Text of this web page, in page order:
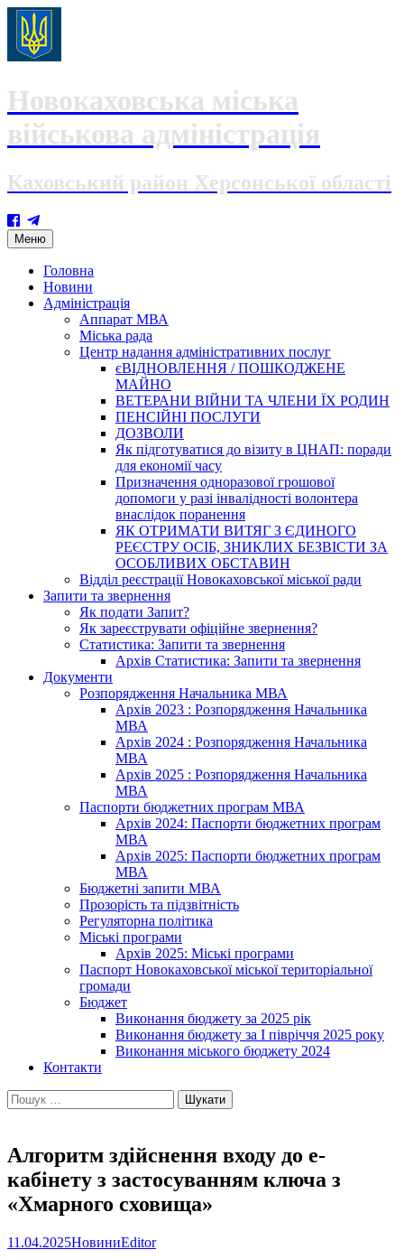
Новокаховська міська
військова адміністрація
Каховський район Херсонської області
Меню Skip
to
content
Головна
Новини
Адміністрація
Аппарат МВА
Міська рада
Центр надання адміністративних послуг
єВІДНОВЛЕННЯ / ПОШКОДЖЕНЕ
МАЙНО
ВЕТЕРАНИ ВІЙНИ ТА ЧЛЕНИ ЇХ РОДИН
ПЕНСІЙНІ ПОСЛУГИ
ДОЗВОЛИ
Як підготуватися до візиту в ЦНАП: поради
для економії часу
Призначення одноразової грошової
допомоги у разі інвалідності волонтера
внаслідок поранення
ЯК ОТРИМАТИ ВИТЯГ З ЄДИНОГО
РЕЄСТРУ ОСІБ, ЗНИКЛИХ БЕЗВІСТИ ЗА
ОСОБЛИВИХ ОБСТАВИН
Відділ реєстрації Новокаховської міської ради
Запити та звернення
Як подати Запит?
Як зареєструвати офіційне звернення?
Статистика: Запити та звернення
Архів Статистика: Запити та звернення
Документи
Розпорядження Начальника МВА
Архів 2023 : Розпорядження Начальника
МВА
Архів 2024 : Розпорядження Начальника
МВА
Архів 2025 : Розпорядження Начальника
МВА
Паспорти бюджетних програм МВА
Архів 2024: Паспорти бюджетних програм
МВА
Архів 2025: Паспорти бюджетних програм
МВА
Бюджетні запити МВА
Прозорість та підзвітність
Регуляторна політика
Міські програми
Архів 2025: Міські програми
Паспорт Новокаховської міської територіальної
громади
Бюджет
Виконання бюджету за 2025 рік
Виконання бюджету за І півріччя 2025 року
Виконання міського бюджету 2024
Контакти
Пошук:
Алгоритм здійснення входу до е-
кабінету з застосуванням ключа з
«Хмарного сховища»
11.04.2025НовиниEditor